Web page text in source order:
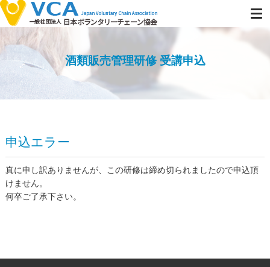
酒類販売管理研修 受講申込
申込エラー
真に申し訳ありませんが、この研修は締め切られましたので申込頂
けません。
何卒ご了承下さい。